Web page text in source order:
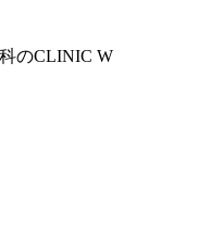
のCLINIC W